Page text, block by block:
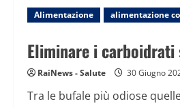
crescita
zero
dei
a
giugno:
l’inflazione
cala
3%
Alimentazione alimentazione
Eliminare i
RaiNews - Salute 30 Giugno
Tra le bufale più odiose